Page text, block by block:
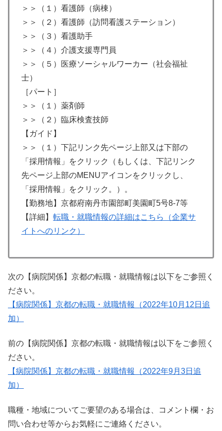
＞＞（１）看護師（病棟）
＞＞（２）看護師（訪問看護ステーション）
＞＞（３）看護助手
＞＞（４）介護支援専門員
＞＞（５）医療ソーシャルワーカー（社会福祉
士）
［パート］
＞＞（１）薬剤師
＞＞（２）臨床検査技師
【ガイド】
＞＞（１）下記リンク先ページ上部又は下部の
「採用情報」をクリック（もしくは、下記リンク
先ページ上部のMENUアイコンをクリックし、
「採用情報」をクリック。）。
【勤務地】京都府南丹市園部町美園町5号8-7等
【詳細】 転職・就職情報の詳細はこちら（企業サ
イトへのリンク）
次の【病院関係】京都の転職・就職情報は以下をご参照く
ださい。
【病院関係】京都の転職・就職情報（2022年10月12日追
加）
前の【病院関係】京都の転職・就職情報は以下をご参照く
ださい。
【病院関係】京都の転職・就職情報（2022年9月3日追
加）
職種・地域についてご要望のある場合は、コメント欄・お
問い合わせ等からお気軽にご連絡ください。